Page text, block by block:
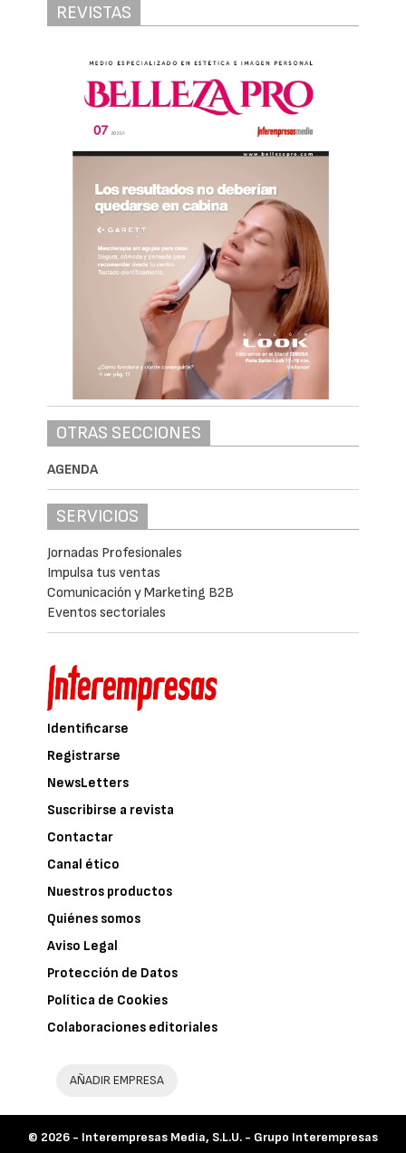
REVISTAS
OTRAS SECCIONES
AGENDA
SERVICIOS
Jornadas Profesionales
Impulsa tus ventas
Comunicación y Marketing B2B
Eventos sectoriales
Identificarse
Registrarse
NewsLetters
Suscribirse a revista
Contactar
Canal ético
Nuestros productos
Quiénes somos
Aviso Legal
Protección de Datos
Política de Cookies
Colaboraciones editoriales
AÑADIR EMPRESA
© 2026 - Interempresas Media, S.L.U. - Grupo Interempresas